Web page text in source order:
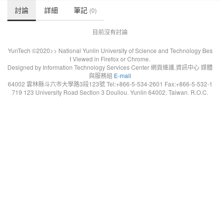
討論 詳細 筆記 (0)
目前沒有討論
YunTech ©2020>> National Yunlin University of Science and Technology Bes
t Viewed in Firefox or Chrome.
Designed by Information Technology Services Center 網頁維護.資訊中心 媒體
與服務組 E-mail
64002 雲林縣斗六市大學路3段123號 Tel:+866-5-534-2601 Fax:+866-5-532-1
719 123 University Road Section 3 Douliou. Yunlin 64002. Taiwan. R.O.C.